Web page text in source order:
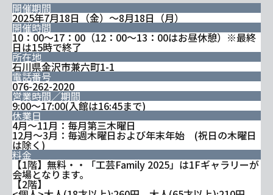
開催期間
2025年7月18日（金）～8月18日（月）
開催時間
10：00～17：00（12：00～13：00はお昼休憩）※最終
日は15時で終了
所在地
石川県金沢市兼六町1-1
電話番号
076-262-2020
営業時間／期間
9:00～17:00(入館は16:45まで)
休業日
4月～11月：毎月第三木曜日
12月～3月：毎週木曜日および年末年始 (祝日の木曜日
は除く)
料金
【1階】無料・・「工芸Family 2025」は1Fギャラリーが
会場となります。
【2階】